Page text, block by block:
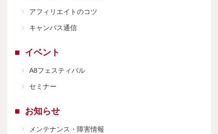
アフィリエイトのコツ
キャンパス通信
イベント
A8フェスティバル
セミナー
お知らせ
メンテナンス・障害情報